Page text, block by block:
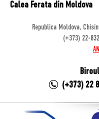
Calea Ferata din Moldova
Republica Moldova,
(+373) 22-
(+373) 22